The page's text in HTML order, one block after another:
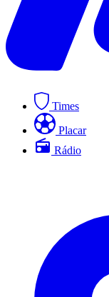
Times
Placar
Rádio